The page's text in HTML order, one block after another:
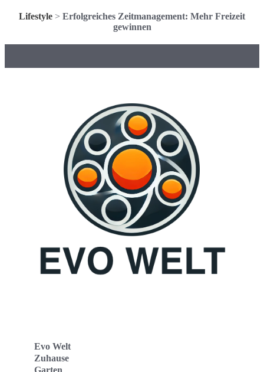
Lifestyle > Erfolgreiches Zeitmanagement: Mehr Freizeit
gewinnen
Evo Welt
Zuhause